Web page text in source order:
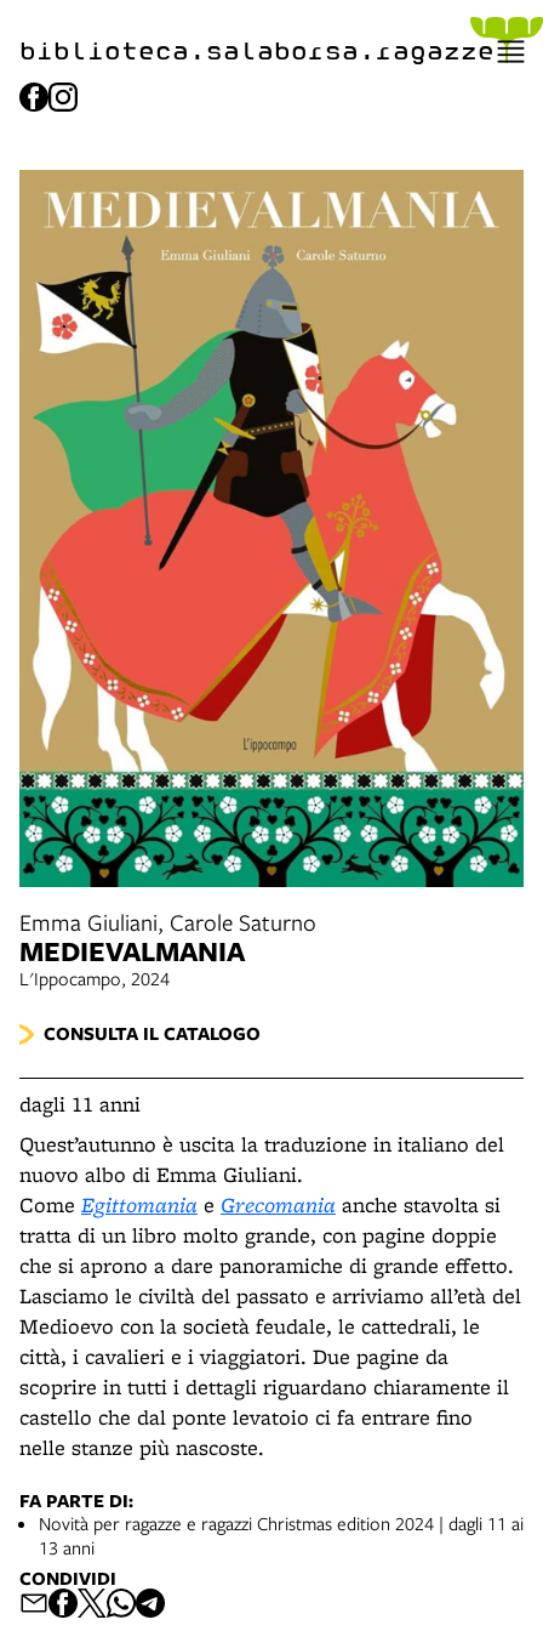
biblioteca.​salaborsa.ragazze
Emma Giuliani, Carole Saturno
MEDIEVALMANIA
L'Ippocampo, 2024
CONSULTA IL CATALOGO
dagli 11 anni
Quest’autunno è uscita la traduzione in italiano del
nuovo albo di Emma Giuliani.
Come Egittomania e Grecomania anche stavolta si
tratta di un libro molto grande, con pagine doppie
che si aprono a dare panoramiche di grande effetto.
Lasciamo le civiltà del passato e arriviamo all’età del
Medioevo con la società feudale, le cattedrali, le
città, i cavalieri e i viaggiatori. Due pagine da
scoprire in tutti i dettagli riguardano chiaramente il
castello che dal ponte levatoio ci fa entrare fino
nelle stanze più nascoste.
FA PARTE DI:
Novità per ragazze e ragazzi Christmas edition 2024 | dagli 11 ai
13 anni
CONDIVIDI